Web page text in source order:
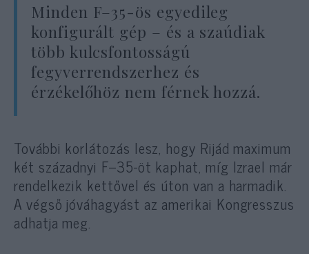
Minden F–35-ös egyedileg
konfigurált gép – és a szaúdiak
több kulcsfontosságú
fegyverrendszerhez és
érzékelőhöz nem férnek hozzá.
További korlátozás lesz, hogy Rijád maximum
két századnyi F–35-öt kaphat, míg Izrael már
rendelkezik kettővel és úton van a harmadik.
A végső jóváhagyást az amerikai Kongresszus
adhatja meg.